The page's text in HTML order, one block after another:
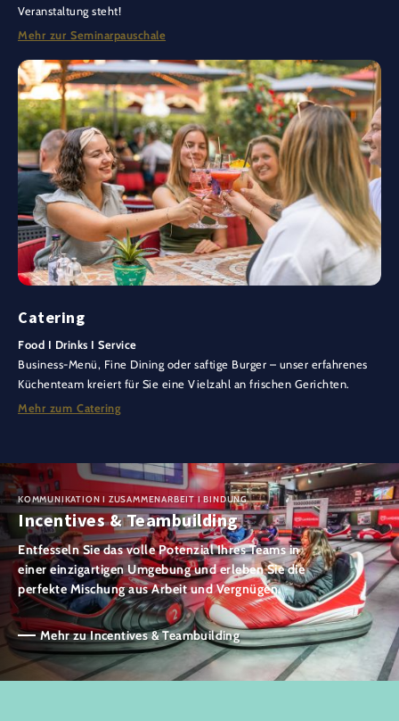
Veranstaltung steht!
Mehr zur Seminarpauschale
Catering
Food I Drinks I Service
Business-Menü, Fine Dining oder saftige Burger – unser erfahrenes
Küchenteam kreiert für Sie eine Vielzahl an frischen Gerichten.
Mehr zum Catering
KOMMUNIKATION I ZUSAMMENARBEIT I BINDUNG
Incentives & Teambuilding
Entfesseln Sie das volle Potenzial Ihres Teams in
einer einzigartigen Umgebung und erleben Sie die
perfekte Mischung aus Arbeit und Vergnügen.
Mehr zu Incentives & Teambuilding